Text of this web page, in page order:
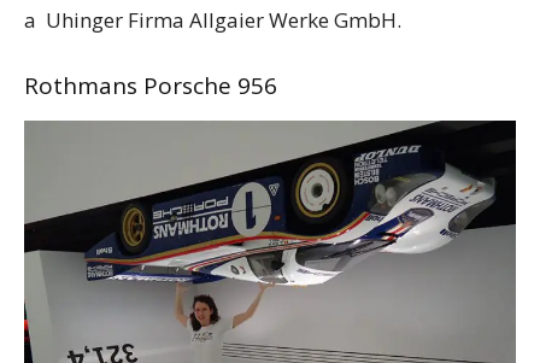
a Uhinger Firma Allgaier Werke GmbH.
Rothmans Porsche 956